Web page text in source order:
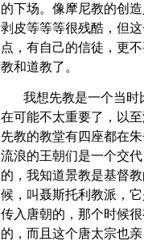
的下场。像摩尼教的创
剥皮等等等很残酷，但
点，有自己的信徒，更
教和道教了。
我想先教是一个当
在可能不太重要了，以
先教的教堂有四座都在
流浪的王朝们是一个交
的，我知道景教是基督
候，叫聂斯托利教派，
传入唐朝的，那个时候
的，而且这个唐太宗也亲